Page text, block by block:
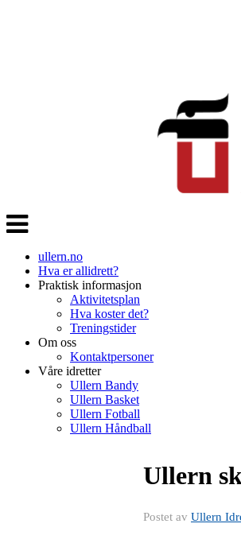
Veksle
navigasjon
ullern.no
Hva er allidrett?
Praktisk informasjon
Aktivitetsplan
Hva koster det?
Treningstider
Om oss
Kontaktpersoner
Våre idretter
Ullern Bandy
Ullern Basket
Ullern Fotball
Ullern Håndball
Ullern
Postet av Ullern